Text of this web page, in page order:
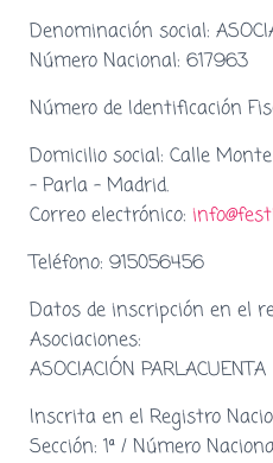
Denominación social:
Número Nacional: 617963
Número de Identificación
Domicilio social: Calle
– Parla – Madrid.
Correo electrónico:
Teléfono: 915056456
Datos de inscripción en el
Asociaciones:
ASOCIACIÓN PARLACUENTA
Inscrita en el Registro
Sección: 1ª / Número